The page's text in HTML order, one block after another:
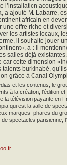
l’installation
a ajouté M. Labarre,
africain en
une offre riche et
les artistes locaux,
il souhaite jouer
a-t-il
salles déjà
car cette dimension
talents burkinabè,
grâce à Canal
et les contenus, le
à la création, l’édition
la télévision payante en
qui est la salle de
marques- phares du
spectacles parisienne,